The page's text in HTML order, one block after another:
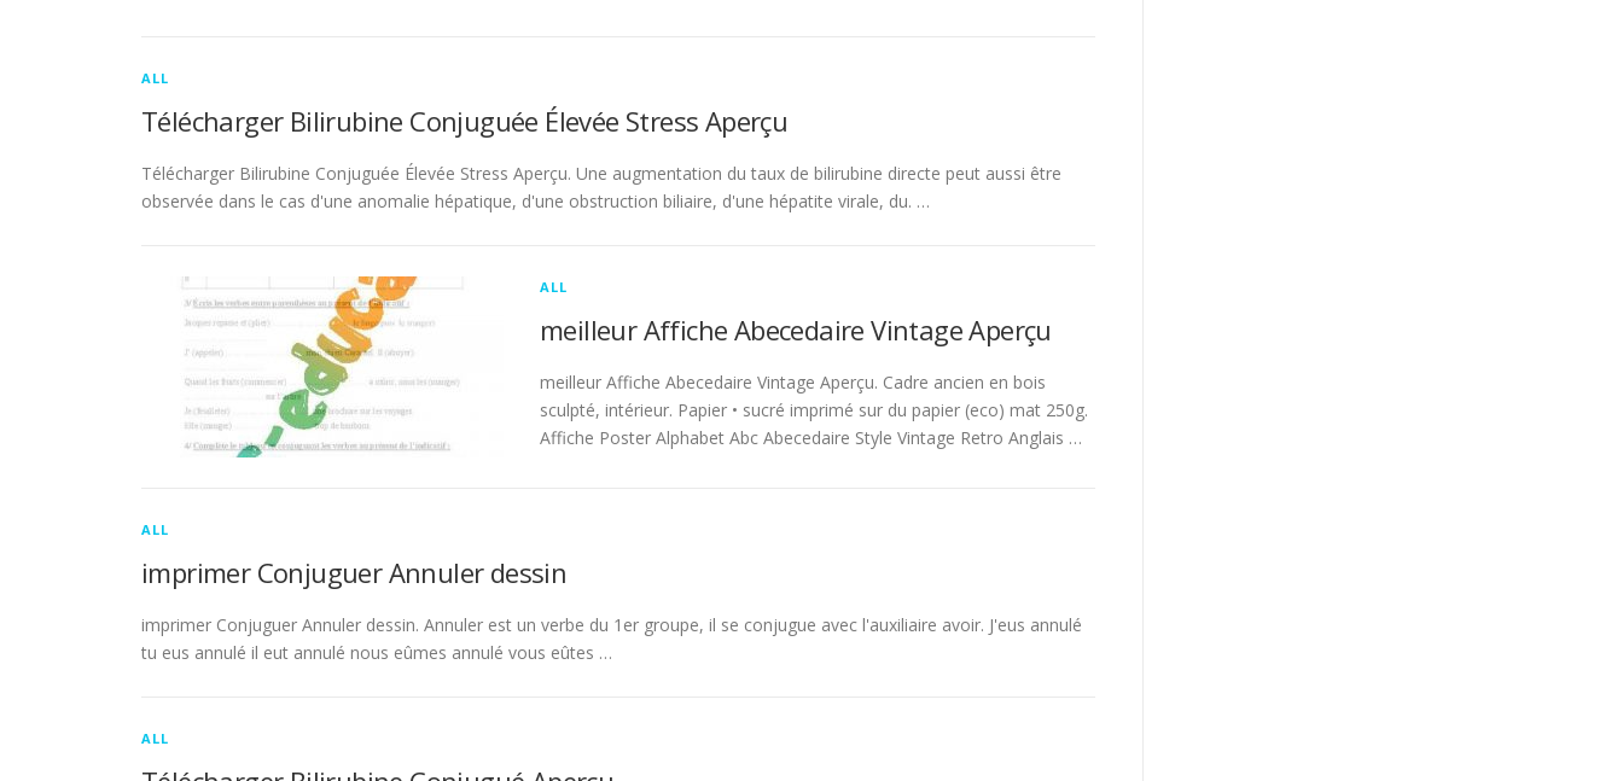
ALL
Télécharger Bilirubine Conjuguée Élevée Stress Aperçu
Télécharger Bilirubine Conjuguée Élevée Stress Aperçu. Une augmentation du taux de bilirubine directe peut aussi être
observée dans le cas d'une anomalie hépatique, d'une obstruction biliaire, d'une hépatite virale, du. …
ALL
meilleur Affiche Abecedaire Vintage Aperçu
meilleur Affiche Abecedaire Vintage Aperçu. Cadre ancien en bois
sculpté, intérieur. Papier • sucré imprimé sur du papier (eco) mat 250g.
Affiche Poster Alphabet Abc Abecedaire Style Vintage Retro Anglais …
ALL
imprimer Conjuguer Annuler dessin
imprimer Conjuguer Annuler dessin. Annuler est un verbe du 1er groupe, il se conjugue avec l'auxiliaire avoir. J'eus annulé
tu eus annulé il eut annulé nous eûmes annulé vous eûtes …
ALL